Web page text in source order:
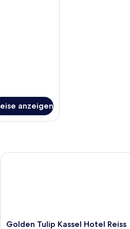
anzeigen
Golden
Golden Tulip Kassel Hotel Reiss
Golden Tulip Kassel Hotel Reiss